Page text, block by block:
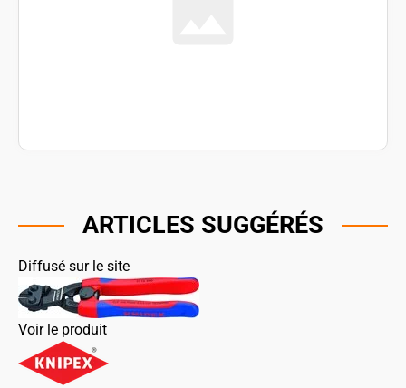
ARTICLES SUGGÉRÉS
Diffusé sur le site
Voir le produit